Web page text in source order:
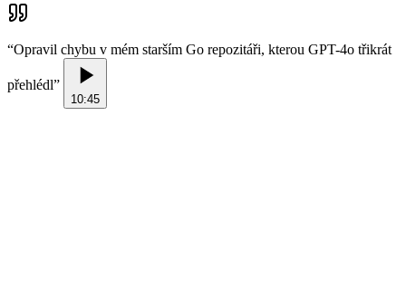
“Opravil chybu v mém starším Go repozitáři, kterou GPT-4o třikrát
přehlédl”
10:45